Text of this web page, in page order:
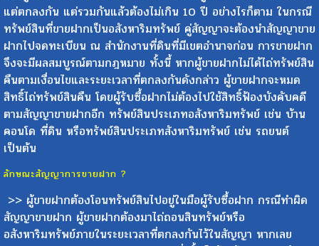
แต่ตกลงกัน แต่รวมกันแล้วต้องไม่เกิน 10 ปี อย่างไรก็ตาม ในกรณี
ทรัพย์สินที่ขายฝากเป็นอสังหาริมทรัพย์ คู่สัญญาจะต้องนำสัญญาขาย
ฝากไปจดทะเบียน ณ สำนักงานที่ดินที่มีเขตอำนาจก่อน การขายฝาก
จึงจะมีผลสมบูรณ์ตามกฎหมาย ทั้งนี้ หากผู้ขายฝากไม่ได้ไถ่ทรัพย์สิน
คืนตามเงื่อนไขและระยะเวลาที่ตกลงกันดังกล่าว ผู้ขายฝากจะหมด
สิทธิ์ไถ่ทรัพย์สินคืน โดยผู้รับซื้อฝากไม่ต้องไปใช้สิทธิ์ฟ้องบังคับคดี
ตามสัญญาขายฝากอีก ทรัพย์สินประเภทอสังหาริมทรัพย์ เช่น บ้าน
คอนโด ที่ดิน หรือทรัพย์สินประเภทสังหาริมทรัพย์ เช่น รถยนต์
เป็นต้น
ลักษณะสัญญาการขายฝาก ?
>> ผู้ขายฝากต้องโอนทรัพย์สินไปอยู่ในมือผู้รับซื้อฝาก กรณีทำผิด
สัญญาขายฝาก ผู้ขายฝากต้องมาไถ่ถอนสินทรัพย์หรือ
อสังหาริมทรัพย์ภายในระยะเวลาที่ตกลงกันไว้ในสัญญา หากเลย